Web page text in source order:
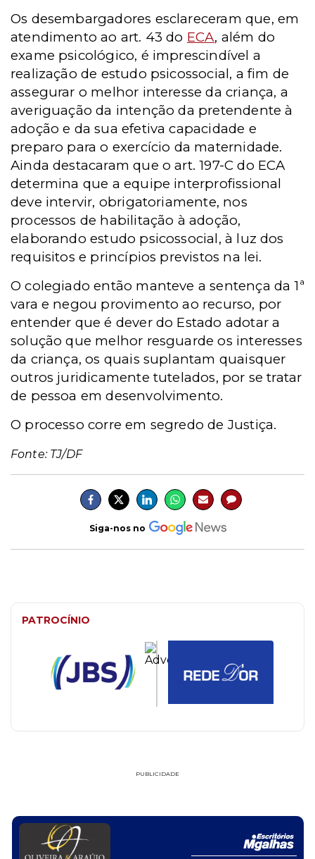
Os desembargadores esclareceram que, em
atendimento ao art. 43 do ECA, além do
exame psicológico, é imprescindível a
realização de estudo psicossocial, a fim de
assegurar o melhor interesse da criança, a
averiguação da intenção da pretendente à
adoção e da sua efetiva capacidade e
preparo para o exercício da maternidade.
Ainda destacaram que o art. 197-C do ECA
determina que a equipe interprofissional
deve intervir, obrigatoriamente, nos
processos de habilitação à adoção,
elaborando estudo psicossocial, à luz dos
requisitos e princípios previstos na lei.
O colegiado então manteve a sentença da 1ª
vara e negou provimento ao recurso, por
entender que é dever do Estado adotar a
solução que melhor resguarde os interesses
da criança, os quais suplantam quaisquer
outros juridicamente tutelados, por se tratar
de pessoa em desenvolvimento.
O processo corre em segredo de Justiça.
Fonte: TJ/DF
Siga-nos no
PATROCÍNIO
PUBLICIDADE